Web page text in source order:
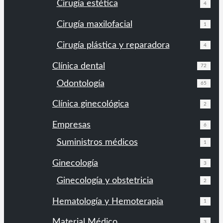
Cirugía estética 4
Cirugía maxilofacial 1
Cirugía plástica y reparadora 4
Clínica dental 72
Odontología 65
Clínica ginecológica 2
Empresas 6
Suministros médicos 1
Ginecología 3
Ginecología y obstetricia 2
Hematología y Hemoterapia 1